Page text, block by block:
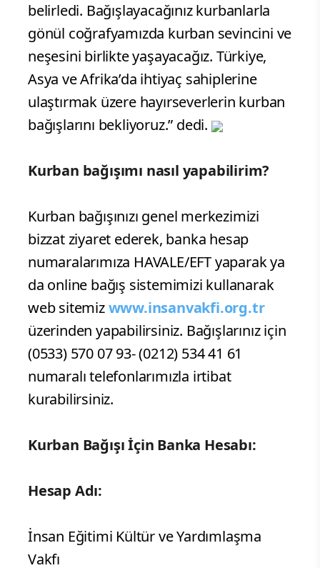
belirledi. Bağışlayacağınız kurbanlarla
gönül coğrafyamızda kurban sevincini ve
neşesini birlikte yaşayacağız. Türkiye,
Asya ve Afrika’da ihtiyaç sahiplerine
ulaştırmak üzere hayırseverlerin kurban
bağışlarını bekliyoruz.” dedi.
Kurban bağışımı nasıl yapabilirim?
Kurban bağışınızı genel merkezimizi
bizzat ziyaret ederek, banka hesap
numaralarımıza HAVALE/EFT yaparak ya
da online bağış sistemimizi kullanarak
web sitemizwww.insanvakfi.org.tr
üzerinden yapabilirsiniz. Bağışlarınız için
(0533) 570 07 93- (0212) 534 41 61
numaralı telefonlarımızla irtibat
kurabilirsiniz.
Kurban Bağışı İçin Banka Hesabı:
Hesap Adı:
İnsan Eğitimi Kültür ve Yardımlaşma
Vakfı